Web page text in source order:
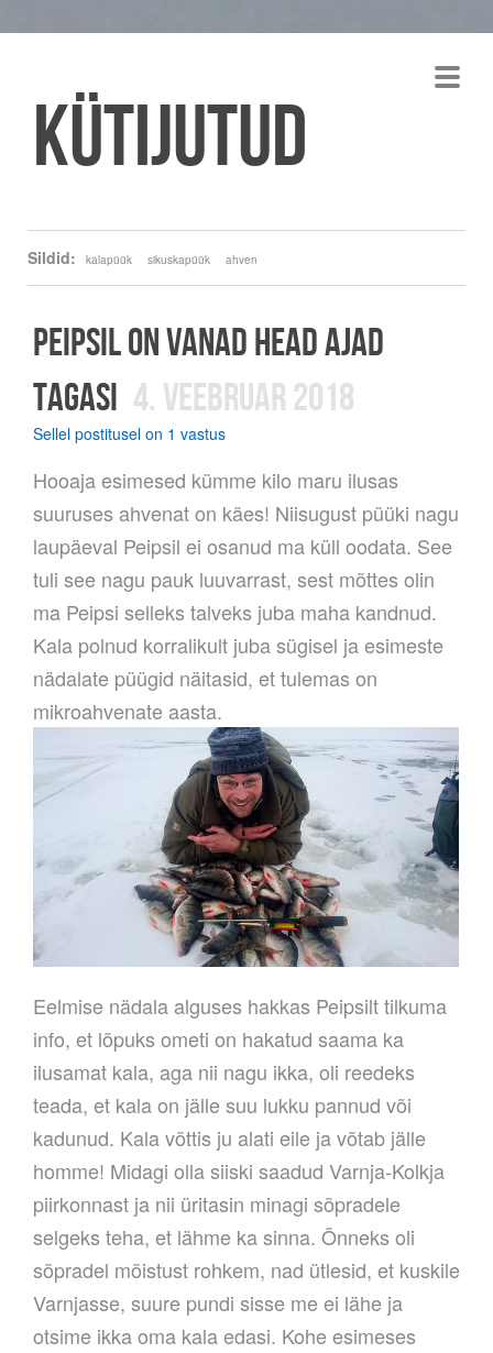
Kütijutud
Sildid: kalapüük sikuskapüük ahven
PEIPSIL ON VANAD HEAD AJAD
TAGASI 4. VEEBRUAR 2018
Sellel postitusel on 1 vastus
Hooaja esimesed kümme kilo maru ilusas
suuruses ahvenat on käes! Niisugust püüki nagu
laupäeval Peipsil ei osanud ma küll oodata. See
tuli see nagu pauk luuvarrast, sest mõttes olin
ma Peipsi selleks talveks juba maha kandnud.
Kala polnud korralikult juba sügisel ja esimeste
nädalate püügid näitasid, et tulemas on
mikroahvenate aasta.
Eelmise nädala alguses hakkas Peipsilt tilkuma
info, et lõpuks ometi on hakatud saama ka
ilusamat kala, aga nii nagu ikka, oli reedeks
teada, et kala on jälle suu lukku pannud või
kadunud. Kala võttis ju alati eile ja võtab jälle
homme! Midagi olla siiski saadud Varnja-Kolkja
piirkonnast ja nii üritasin minagi sõpradele
selgeks teha, et lähme ka sinna. Õnneks oli
sõpradel mõistust rohkem, nad ütlesid, et kuskile
Varnjasse, suure pundi sisse me ei lähe ja
otsime ikka oma kala edasi. Kohe esimeses